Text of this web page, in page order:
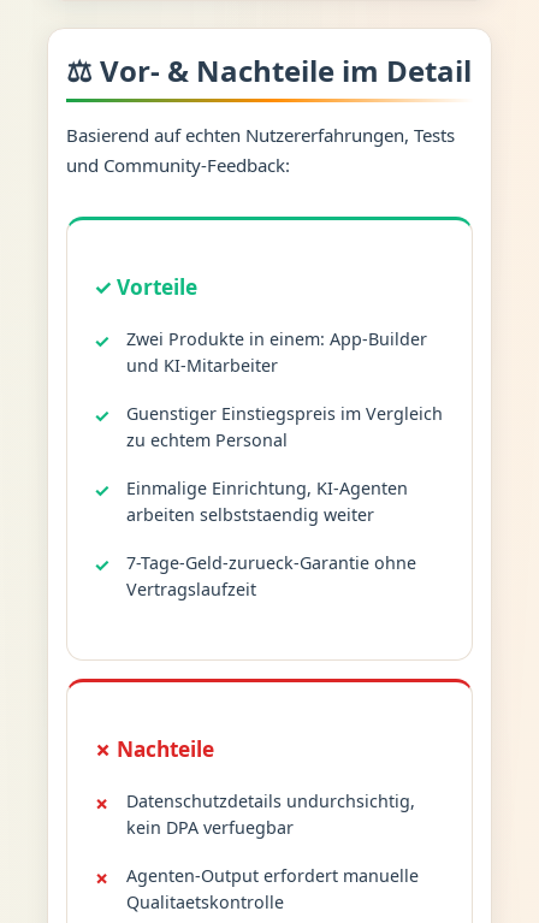
⚖️ Vor- & Nachteile im Detail
Basierend auf echten Nutzererfahrungen, Tests
und Community-Feedback:
✓ Vorteile
Zwei Produkte in einem: App-Builder
und KI-Mitarbeiter
Guenstiger Einstiegspreis im Vergleich
zu echtem Personal
Einmalige Einrichtung, KI-Agenten
arbeiten selbststaendig weiter
7-Tage-Geld-zurueck-Garantie ohne
Vertragslaufzeit
✗ Nachteile
Datenschutzdetails undurchsichtig,
kein DPA verfuegbar
Agenten-Output erfordert manuelle
Qualitaetskontrolle